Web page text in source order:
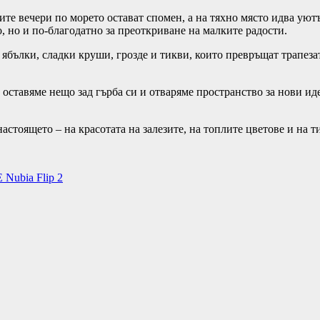
вечери по морето остават спомен, а на тяхно място идва
и по-благодатно за преоткриване на малките радости.
сладки круши, грозде и тикви, които превръщат
нещо зад гърба си и отваряме пространство за нови
– на красотата на залезите, на топлите цветове и на
Nubia Flip 2